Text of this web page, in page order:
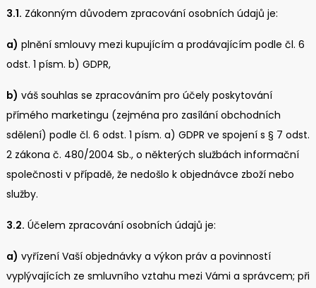
3.1. Zákonným důvodem zpracování osobních údajů je:
a) plnění smlouvy mezi kupujícím a prodávajícím podle čl. 6
odst. 1 písm. b) GDPR,
b) váš souhlas se zpracováním pro účely poskytování
přímého marketingu (zejména pro zasílání obchodních
sdělení) podle čl. 6 odst. 1 písm. a) GDPR ve spojení s § 7 odst.
2 zákona č. 480/2004 Sb., o některých službách informační
společnosti v případě, že nedošlo k objednávce zboží nebo
služby.
3.2. Účelem zpracování osobních údajů je:
a) vyřízení Vaší objednávky a výkon práv a povinností
vyplývajících ze smluvního vztahu mezi Vámi a správcem; při